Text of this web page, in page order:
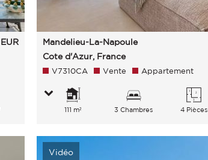
EUR
Mandelieu-La-Napoule
Cote d'Azur, France
V7310CA Vente Appartement
111 m² 3 Chambres 4 Pièces
Vidéo